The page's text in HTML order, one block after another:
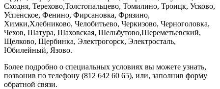
Сходня, Терехово,Толстопальцево, Томилино, Троицк, Усково,
Успенское, Фенино, Фирсановка, Фрязино,
Химки,Хлебниково, Челобитьево, Черкизово, Черноголовка,
Чехов, Шатура, Шаховская, Шельбутово,Шереметьевский,
Щелково, Щербинка, Электрогорск, Электросталь,
Юбилейный, Язово.
Более подробно о специальных условиях вы можете узнать,
позвонив по телефону (812 642 60 65), или, заполнив форму
обратной связи.